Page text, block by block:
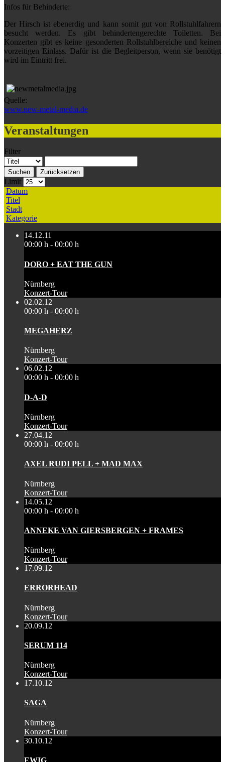
Infos für Behinderte:
Der Hirsch ist ebenerdig und kann somit gut von Rollstuhlfahrern
besucht werden. Es gibt behindertengerechte Toiletten. Bei
Konzerten gibt es keine gesonderten Rollstuhlbereiche und keinen
vorzeitigen Einlass. Dafür ist die Begleitperson, wenn sie benötigt
wird im Eintritt frei.
Quelle:
www.new-metal-media.de
Veranstaltungen
Filter
Suchen Zurücksetzen
Limit
Datum
Titel
Stadt
Kategorie
14.12.11
00:00 h - 00:00 h
DORO + EAT THE GUN
Nürnberg
Konzert-Tour
02.02.12
00:00 h - 00:00 h
MEGAHERZ
Nürnberg
Konzert-Tour
06.02.12
00:00 h - 00:00 h
D-A-D
Nürnberg
Konzert-Tour
27.04.12
00:00 h - 00:00 h
AXEL RUDI PELL + MAD MAX
Nürnberg
Konzert-Tour
14.05.12
00:00 h - 00:00 h
ANNEKE VAN GIERSBERGEN + FRAMES
Nürnberg
Konzert-Tour
17.09.12
ERRORHEAD
Nürnberg
Konzert-Tour
20.09.12
SERUM 114
Nürnberg
Konzert-Tour
17.10.12
SAGA
Nürnberg
Konzert-Tour
30.10.12
EWIG